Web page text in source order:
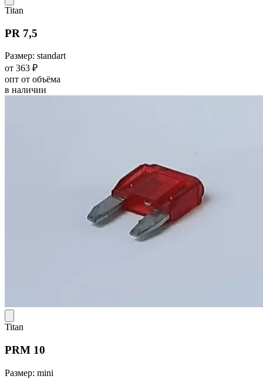
Titan
PR 7,5
Размер: standart
от 363 ₽
опт от объёма
в наличии
Titan
PRM 10
Размер: mini